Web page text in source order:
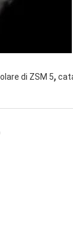
di ZSM 5,